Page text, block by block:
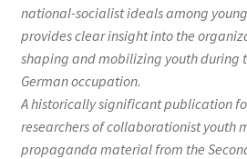
national-socialist ideals among
provides clear insight into the
shaping and mobilizing youth during
German occupation.
A historically significant publication
researchers of collaborationist youth
propaganda material from the